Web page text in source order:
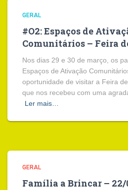
GERAL
#O2: Espaços de
Comunitários – Feira
Nos dias 29 e 30 de março, os
Espaços de Ativação
oportunidade de visitar a Feira
que nos recebeu com uma
Ler mais…
GERAL
Família a Brincar – 22/